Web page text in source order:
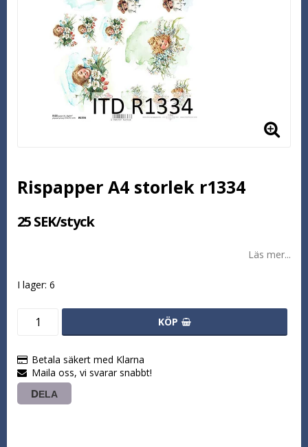
Rispapper A4 storlek r1334
25 SEK/styck
Läs mer...
I lager: 6
KÖP
Betala säkert med Klarna
Maila oss, vi svarar snabbt!
DELA